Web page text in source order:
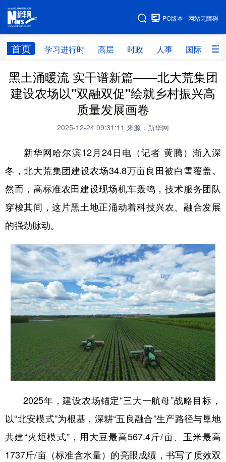
网站无障碍
PC版本
首页 学习进行时 高层 时政 人事 国际 财
网站地图
学习进行时 高层 时政 人事
国际 财经 网评 港澳
思客智库 全球连线
健康 访谈 视频
图片
食品 人居 信息化 乡村振兴
溯源中国
会展 彩票 娱乐 时尚
悦读 公益 书画 一带一路
亚太网 上市公司 投教基地
地方频道
北京 天津 河北 山西
辽宁 吉林 上海 江苏
山东 河南 湖北 湖南
广东 广西 海南 重庆
四川 贵州 云南 西藏
黑土涌暖流 实干谱新篇——北大荒集团
建设农场以"双融双促"绘就乡村振兴高
质量发展画卷
2025-12-24 09:31:11 来源：新华网
新华网哈尔滨12月24日电（记者 黄腾）渐入深
冬，北大荒集团建设农场34.8万亩良田被白雪覆盖。
然而，高标准农田建设现场机车轰鸣，技术服务团队
穿梭其间，这片黑土地正涌动着科技兴农、融合发展
的强劲脉动。
2025年，建设农场锚定“三大一航母”战略目标，
以“北安模式”为根基，深耕“五良融合”生产路径与垦地
共建“火炬模式”，用大豆最高567.4斤/亩、玉米最高
1737斤/亩（标准含水量）的亮眼成绩，书写了质效双